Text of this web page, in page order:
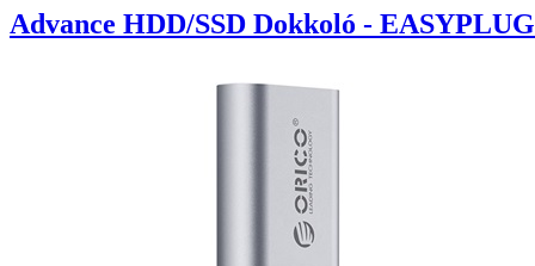
Advance HDD/SSD Dokkoló -